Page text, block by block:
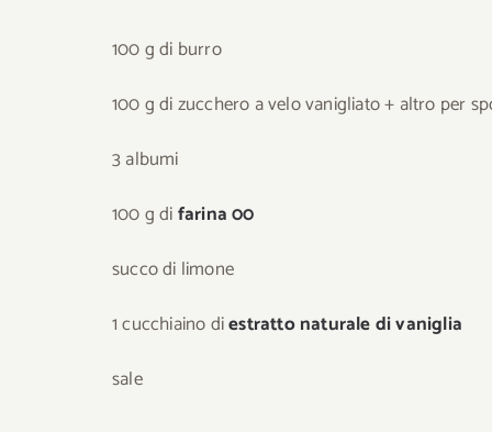
100 g di burro
100 g di zucchero a velo vanigliato + altro per
3 albumi
100 g difarina 00
succo di limone
1 cucchiaino diestratto naturale di vaniglia
sale